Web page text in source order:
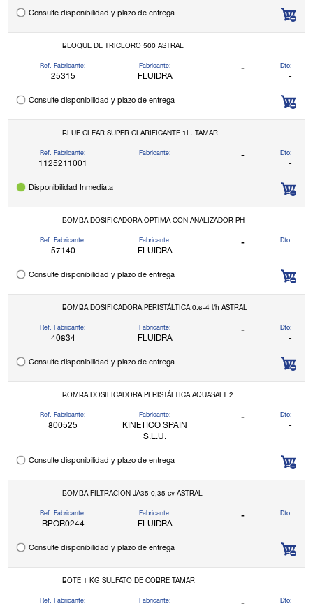
Consulte disponibilidad y plazo de entrega
BLOQUE DE TRICLORO 500 ASTRAL
Ref. Fabricante:
25315
Fabricante:
FLUIDRA
- Dto:
-
Consulte disponibilidad y plazo de entrega
BLUE CLEAR SUPER CLARIFICANTE 1L. TAMAR
Ref. Fabricante:
1125211001
Fabricante: - Dto:
-
Disponibilidad Inmediata
BOMBA DOSIFICADORA OPTIMA CON ANALIZADOR PH
Ref. Fabricante:
57140
Fabricante:
FLUIDRA
- Dto:
-
Consulte disponibilidad y plazo de entrega
BOMBA DOSIFICADORA PERISTÁLTICA 0.6-4 l/h ASTRAL
Ref. Fabricante:
40834
Fabricante:
FLUIDRA
- Dto:
-
Consulte disponibilidad y plazo de entrega
BOMBA DOSIFICADORA PERISTÁLTICA AQUASALT 2
Ref. Fabricante:
800525
Fabricante:
KINETICO SPAIN
S.L.U.
- Dto:
-
Consulte disponibilidad y plazo de entrega
BOMBA FILTRACION JA35 0,35 cv ASTRAL
Ref. Fabricante:
RPOR0244
Fabricante:
FLUIDRA
- Dto:
-
Consulte disponibilidad y plazo de entrega
BOTE 1 KG SULFATO DE COBRE TAMAR
Ref. Fabricante: Fabricante: - Dto: